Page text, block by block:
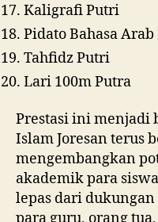
Kaligrafi Putri
Pidato Bahasa
Tahfidz Putri
Lari 100m Putra
Prestasi ini menjadi
Islam Joresan terus
mengembangkan
akademik para
lepas dari